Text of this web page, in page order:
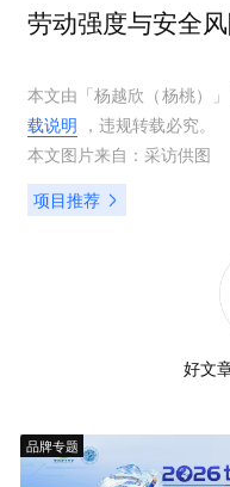
劳动强度与安全风
本文由「杨越欣（杨桃）
载说明 ，违规转载必究。
本文图片来自： 采访供图
项目推荐
好文
品牌专题